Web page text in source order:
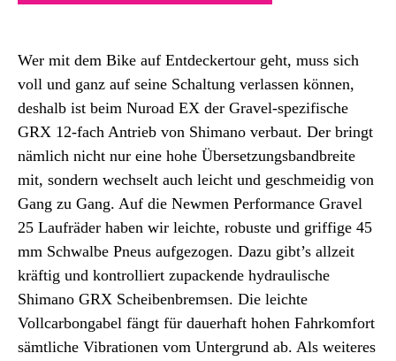
Wer mit dem Bike auf Entdeckertour geht, muss sich
voll und ganz auf seine Schaltung verlassen können,
deshalb ist beim Nuroad EX der Gravel-spezifische
GRX 12-fach Antrieb von Shimano verbaut. Der bringt
nämlich nicht nur eine hohe Übersetzungsbandbreite
mit, sondern wechselt auch leicht und geschmeidig von
Gang zu Gang. Auf die Newmen Performance Gravel
25 Laufräder haben wir leichte, robuste und griffige 45
mm Schwalbe Pneus aufgezogen. Dazu gibt’s allzeit
kräftig und kontrolliert zupackende hydraulische
Shimano GRX Scheibenbremsen. Die leichte
Vollcarbongabel fängt für dauerhaft hohen Fahrkomfort
sämtliche Vibrationen vom Untergrund ab. Als weiteres